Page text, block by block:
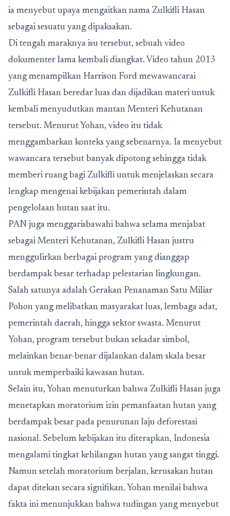
ia menyebut upaya mengaitkan nama Zulkifli Hasan
sebagai sesuatu yang dipaksakan.
Di tengah maraknya isu tersebut, sebuah video
dokumenter lama kembali diangkat. Video tahun 2013
yang menampilkan Harrison Ford mewawancarai
Zulkifli Hasan beredar luas dan dijadikan materi untuk
kembali menyudutkan mantan Menteri Kehutanan
tersebut. Menurut Yohan, video itu tidak
menggambarkan konteks yang sebenarnya. Ia menyebut
wawancara tersebut banyak dipotong sehingga tidak
memberi ruang bagi Zulkifli untuk menjelaskan secara
lengkap mengenai kebijakan pemerintah dalam
pengelolaan hutan saat itu.
PAN juga menggarisbawahi bahwa selama menjabat
sebagai Menteri Kehutanan, Zulkifli Hasan justru
menggulirkan berbagai program yang dianggap
berdampak besar terhadap pelestarian lingkungan.
Salah satunya adalah Gerakan Penanaman Satu Miliar
Pohon yang melibatkan masyarakat luas, lembaga adat,
pemerintah daerah, hingga sektor swasta. Menurut
Yohan, program tersebut bukan sekadar simbol,
melainkan benar-benar dijalankan dalam skala besar
untuk memperbaiki kawasan hutan.
Selain itu, Yohan menuturkan bahwa Zulkifli Hasan juga
menetapkan moratorium izin pemanfaatan hutan yang
berdampak besar pada penurunan laju deforestasi
nasional. Sebelum kebijakan itu diterapkan, Indonesia
mengalami tingkat kehilangan hutan yang sangat tinggi.
Namun setelah moratorium berjalan, kerusakan hutan
dapat ditekan secara signifikan. Yohan menilai bahwa
fakta ini menunjukkan bahwa tudingan yang menyebut